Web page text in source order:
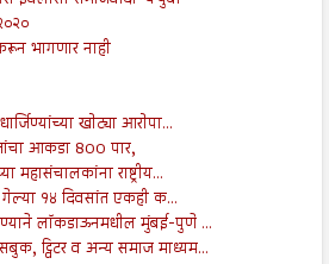
भागणार नाही
खोट्या आरोपा...
आकडा 800 पार,
महासंचालकांना राष्ट्रीय...
गेल्या १४ दिवसांत एकही क...
लॉकडाऊनमधील मुंबई-पुणे ...
ट्विटर व अन्य समाज माध्यम...